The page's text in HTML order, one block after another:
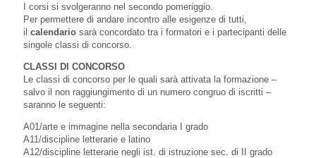
I corsi si svolgeranno nel secondo pomeriggio.
Per permettere di andare incontro alle esigenze di tutti,
il calendario sarà concordato tra i formatori e i partecipanti delle
singole classi di concorso.
CLASSI DI CONCORSO
Le classi di concorso per le quali sarà attivata la formazione –
salvo il non raggiungimento di un numero congruo di iscritti –
saranno le seguenti:
A01/arte e immagine nella secondaria I grado
A11/discipline letterarie e latino
A12/discipline letterarie negli ist. di istruzione sec. di II grado